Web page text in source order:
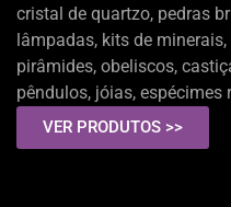
cristal de quartzo, pedras
lâmpadas, kits de
pirâmides, obeliscos,
pêndulos, jóias, espécimes
VER PRODUTOS >>